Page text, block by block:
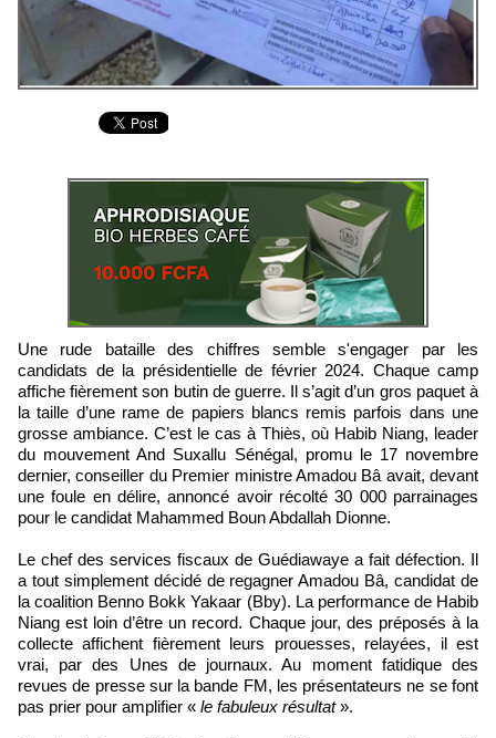
Une rude bataille des chiffres semble s'engager par les
candidats de la présidentielle de février 2024. Chaque camp
affiche fièrement son butin de guerre. Il s’agit d’un gros paquet à
la taille d’une rame de papiers blancs remis parfois dans une
grosse ambiance. C’est le cas à Thiès, où Habib Niang, leader
du mouvement And Suxallu Sénégal, promu le 17 novembre
dernier, conseiller du Premier ministre Amadou Bâ avait, devant
une foule en délire, annoncé avoir récolté 30 000 parrainages
pour le candidat Mahammed Boun Abdallah Dionne.
Le chef des services fiscaux de Guédiawaye a fait défection. Il
a tout simplement décidé de regagner Amadou Bâ, candidat de
la coalition Benno Bokk Yakaar (Bby). La performance de Habib
Niang est loin d’être un record. Chaque jour, des préposés à la
collecte affichent fièrement leurs prouesses, relayées, il est
vrai, par des Unes de journaux. Au moment fatidique des
revues de presse sur la bande FM, les présentateurs ne se font
pas prier pour amplifier « le fabuleux résultat».